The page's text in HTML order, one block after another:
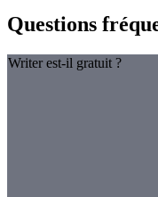
Questions
Writer est-il gratuit ?